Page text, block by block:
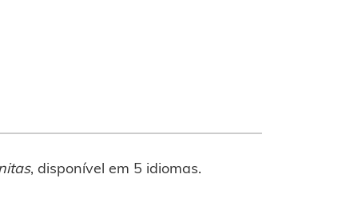
, disponível em 5 idiomas.